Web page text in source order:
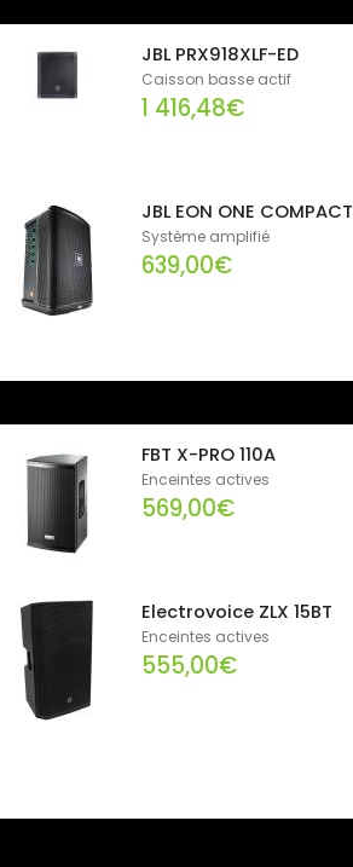
JBL PRX918XLF-ED
Caisson basse actif
1 416,48€
JBL EON ONE COMPACT
Système amplifié
639,00€
FBT X-PRO 110A
Enceintes actives
569,00€
Electrovoice ZLX 15BT
Enceintes actives
555,00€